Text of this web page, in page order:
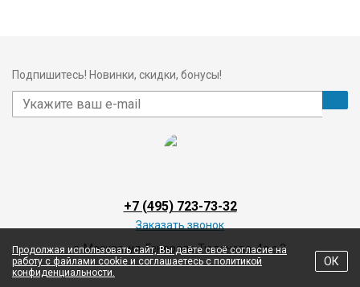
Подпишитесь! Новинки, скидки, бонусы!
+7 (495) 723-73-32
Заказать звонок
г. Москва, ул. Генерала Тюленева, 4а с 3
Продолжая использовать сайт, Вы даёте своё согласие на
работу с файлами cookie и соглашаетесь с политикой
конфиденциальности.
ОК